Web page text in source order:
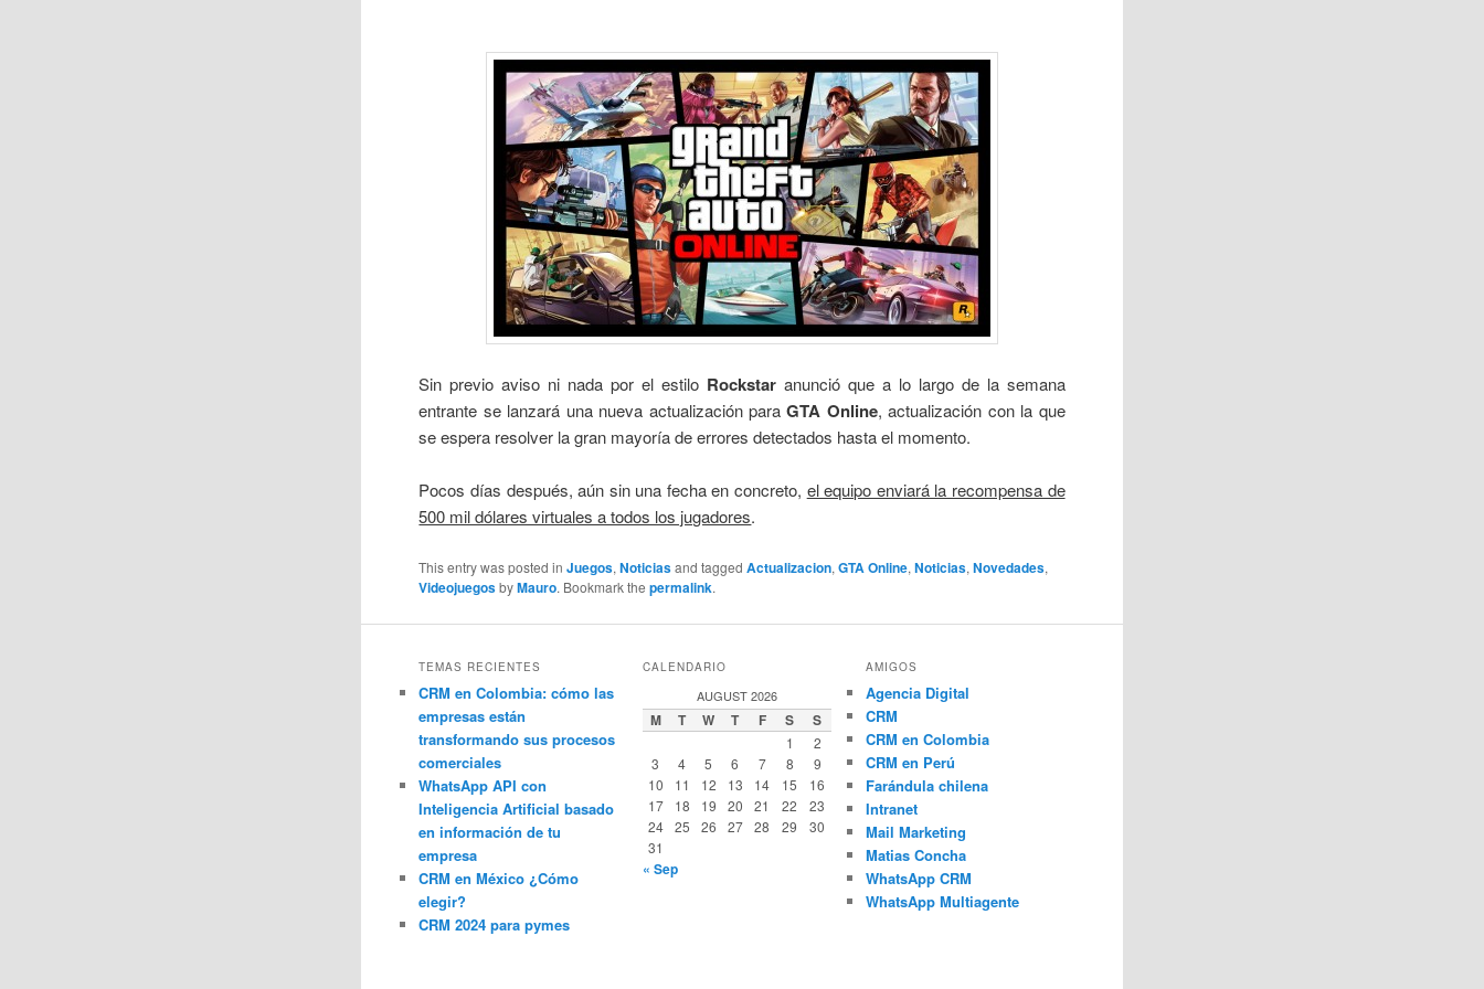
Sin previo aviso ni nada por el estilo Rockstar anunció que a lo largo de la semana
entrante se lanzará una nueva actualización paraGTA Online, actualización con la que
se espera resolver la gran mayoría de errores detectados hasta el momento.
Pocos días después, aún sin una fecha en concreto, el equipo enviará la recompensa de
500 mil dólares virtuales a todos los jugadores.
This entry was posted inJuegos,Noticiasand taggedActualizacion,GTA Online,Noticias,Novedades,
VideojuegosbyMauro. Bookmark thepermalink.
TEMAS RECIENTES
CRM en Colombia: cómo las
empresas están
transformando sus procesos
comerciales
WhatsApp API con
Inteligencia Artificial basado
en información de tu
empresa
CRM en México ¿Cómo
elegir?
CRM 2024 para pymes
CALENDARIO
AUGUST 2026
M T W T F S S
1
2
3
4 5 6 7 8
9
10
11 12 13 14 15
16
17
18 19 20 21 22
23
24
25 26 27 28 29
30
31
« Sep
AMIGOS
Agencia Digital
CRM
CRM en Colombia
CRM en Perú
Farándula chilena
Intranet
Mail Marketing
Matias Concha
WhatsApp CRM
WhatsApp Multiagente